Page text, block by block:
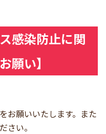
感染防止に関
願い】
お願いいたします。また
さい。